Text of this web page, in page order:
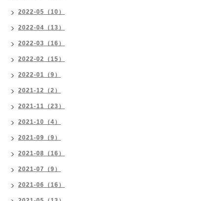
2022-05（10）
2022-04（13）
2022-03（16）
2022-02（15）
2022-01（9）
2021-12（2）
2021-11（23）
2021-10（4）
2021-09（9）
2021-08（16）
2021-07（9）
2021-06（16）